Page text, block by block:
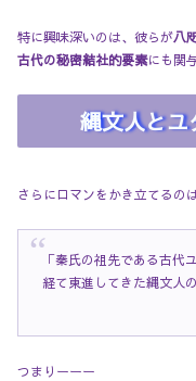
特に興味深いのは、彼らが八
古代の秘密結社的要素にも関
縄文人とユ
さらにロマンをかき立てるの
「秦氏の祖先である古代
経て東進してきた縄文人
つまりーーー